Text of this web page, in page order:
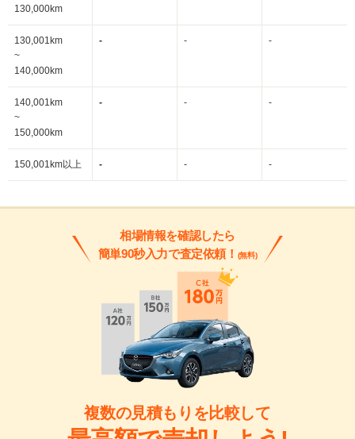
130,000km
130,001km
~
140,000km
- - -
140,001km
~
150,000km
- - -
150,001km以上 - - -
相場情報を確認したら
簡単90秒入力で査定依頼！ (無料)
複数の見積もりを比較して